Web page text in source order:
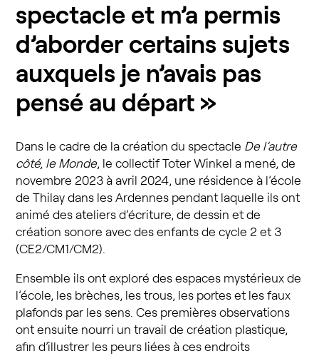
spectacle et m’a permis
d’aborder certains sujets
auxquels je n’avais pas
pensé au départ »
Dans le cadre de la création du spectacle De l’autre
côté, le Monde, le collectif Toter Winkel a mené, de
novembre 2023 à avril 2024, une résidence à l’école
de Thilay dans les Ardennes pendant laquelle ils ont
animé des ateliers d’écriture, de dessin et de
création sonore avec des enfants de cycle 2 et 3
(CE2/CM1/CM2).
Ensemble ils ont exploré des espaces mystérieux de
l’école, les brèches, les trous, les portes et les faux
plafonds par les sens. Ces premières observations
ont ensuite nourri un travail de création plastique,
afin d’illustrer les peurs liées à ces endroits